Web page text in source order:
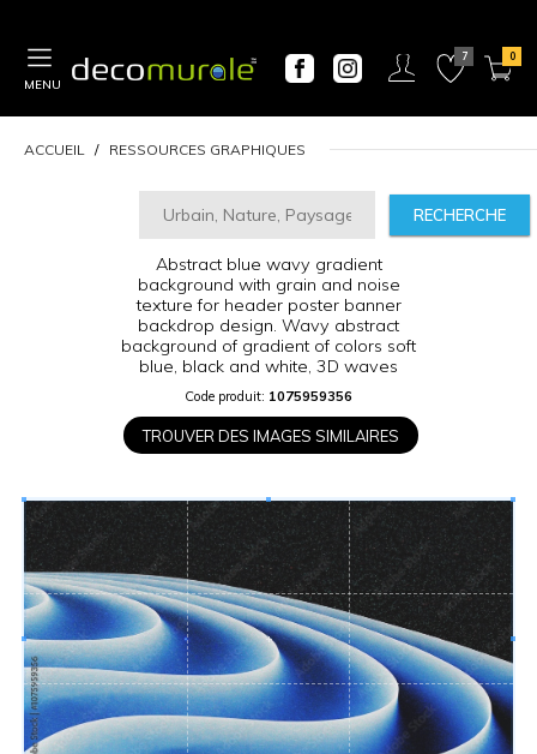
Hauteur
MATÉRIEL
SUPPLÉMENTAIRE
ACCUEIL RESSOURCES GRAPHIQUES
RECHERCHE
Abstract blue wavy gradient
background with grain and noise
texture for header poster banner
backdrop design. Wavy abstract
background of gradient of colors soft
blue, black and white, 3D waves
Code produit: 1075959356
TROUVER DES IMAGES SIMILAIRES